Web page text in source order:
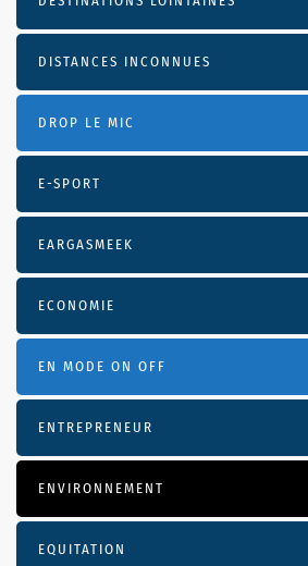
DISTANCES INCONNUES
DROP LE MIC
E-SPORT
EARGASMEEK
ECONOMIE
EN MODE ON OFF
ENTREPRENEUR
ENVIRONNEMENT
EQUITATION